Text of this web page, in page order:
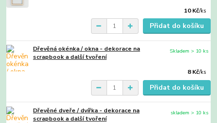
10 Kč/ks
Přidat do košíku
Dřevěná okénka / okna - dekorace na
scrapbook a další tvoření
8 Kč/ks
Skladem > 10 ks
Přidat do košíku
Dřevěné dveře / dvířka - dekorace na
scrapbook a další tvoření
skladem > 10 ks